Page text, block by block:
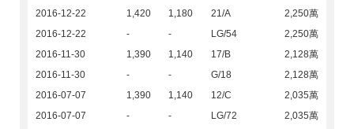
2016-12-22
1,420 1,180 21/A
2,250萬
2016-12-22
- - LG/54
2,250萬
2016-11-30
1,390 1,140 17/B
2,128萬
2016-11-30
- - G/18
2,128萬
2016-07-07
1,390 1,140 12/C
2,035萬
2016-07-07
- - LG/72
2,035萬